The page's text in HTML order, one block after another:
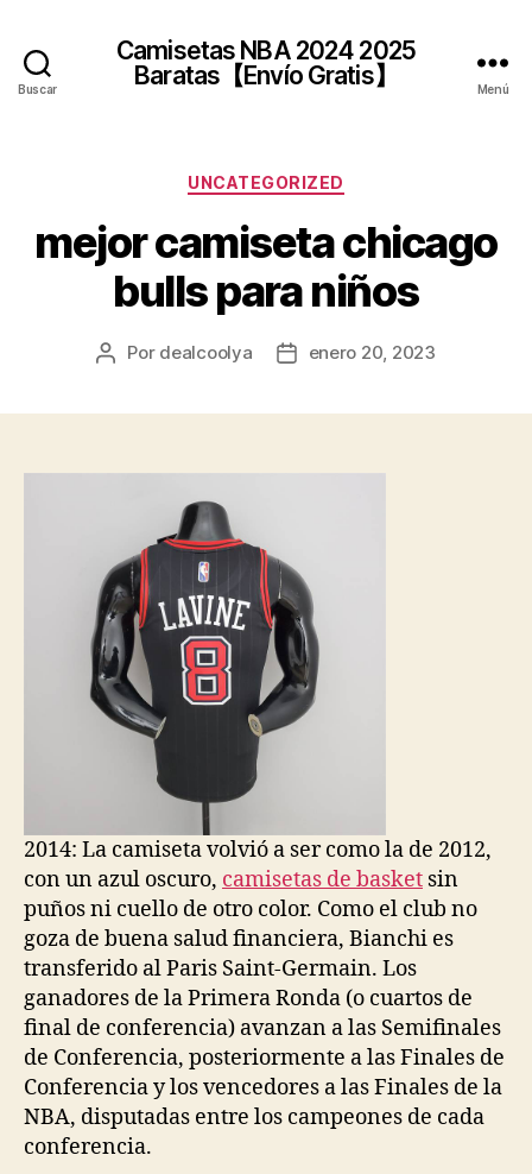
Buscar
Camisetas NBA 2024 2025
Baratas【Envío Gratis】
Menú
Categorías
UNCATEGORIZED
mejor camiseta chicago
bulls para niños
Autor
Por dealcoolya
Fechaenero 20, 2023
2014: La camiseta volvió a ser como la de 2012,
con un azul oscuro, camisetas de basket sin
puños ni cuello de otro color. Como el club no
goza de buena salud financiera, Bianchi es
transferido al Paris Saint-Germain. Los
ganadores de la Primera Ronda (o cuartos de
final de conferencia) avanzan a las Semifinales
de Conferencia, posteriormente a las Finales de
Conferencia y los vencedores a las Finales de la
NBA, disputadas entre los campeones de cada
conferencia.